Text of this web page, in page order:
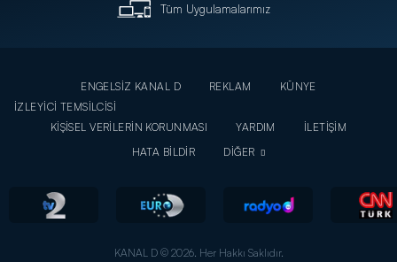
Tüm Uygulamalarımız
ENGELSİZ KANAL D REKLAM
KÜNYE
İZLEYİCİ TEMSİLCİSİ
KİŞİSEL VERİLERİN KORUNMASI
YARDIM
İLETİŞİM
HATA BİLDİR
DİĞER
KANAL D © 2026. Her Hakkı Saklıdır.